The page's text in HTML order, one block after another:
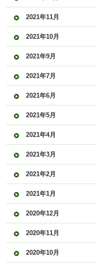
2021年11月
2021年10月
2021年9月
2021年7月
2021年6月
2021年5月
2021年4月
2021年3月
2021年2月
2021年1月
2020年12月
2020年11月
2020年10月